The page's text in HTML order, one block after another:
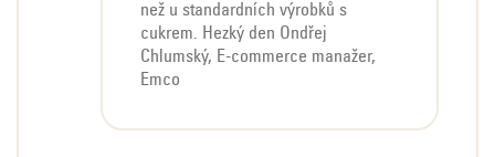
než u standardních výrobků s
cukrem. Hezký den Ondřej
Chlumský, E-commerce manažer,
Emco